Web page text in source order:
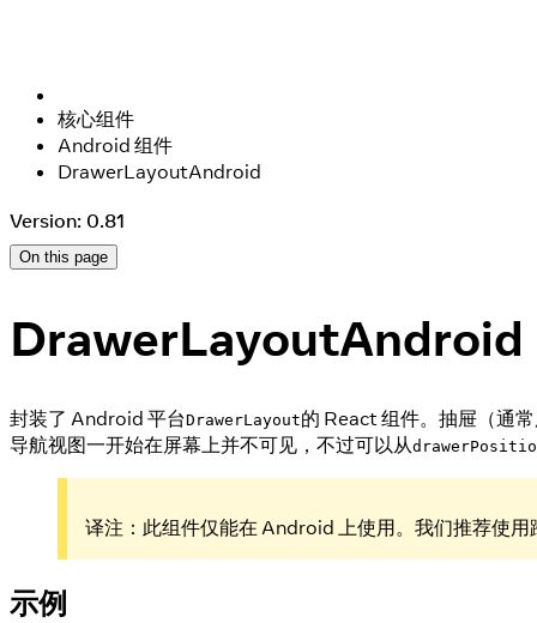
核心组件
Android 组件
DrawerLayoutAndroid
Version: 0.81
On this page
DrawerLayoutAndroid
封装了 Android 平台DrawerLayout的 React 组件。抽屉（通
导航视图一开始在屏幕上并不可见，不过可以从
译注：此组件仅能在 Android 上使用。我们推荐使用
示例